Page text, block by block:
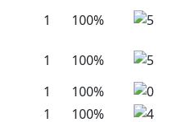
1 100%
1
100%
1
100%
1
100%